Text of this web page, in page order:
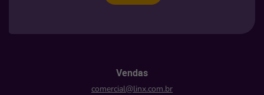
Vendas
comercial@linx.com.br